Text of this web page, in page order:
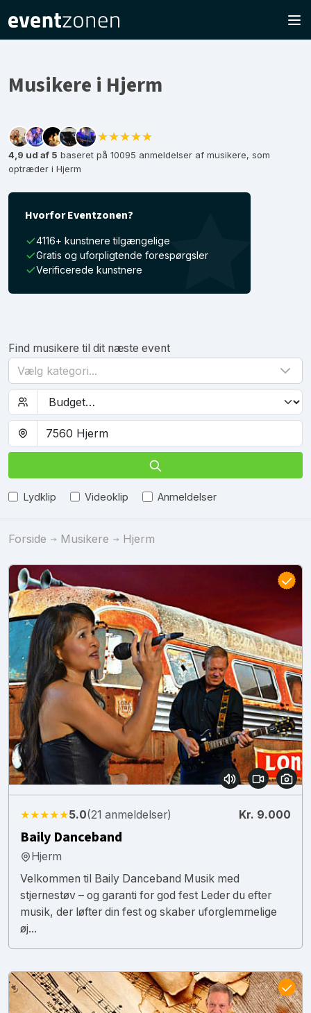
Musikere i Hjerm
★★★★★
4,9 ud af 5 baseret på 10095 anmeldelser af musikere, som
optræder i Hjerm
Hvorfor Eventzonen?
4116+ kunstnere tilgængelige
Gratis og uforpligtende forespørgsler
Verificerede kunstnere
Find musikere til dit næste event
Vælg kategori...
Lydklip Videoklip Anmeldelser
Forside Musikere Hjerm
★★★★★5.0(21 anmeldelser) Kr. 9.000
Baily Danceband
Hjerm
Velkommen til Baily Danceband Musik med
stjernestøv – og garanti for god fest Leder du efter
musik, der løfter din fest og skaber uforglemmelige
øj...